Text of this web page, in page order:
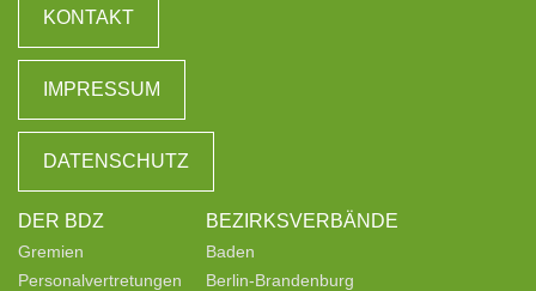
KONTAKT
IMPRESSUM
DATENSCHUTZ
DER BDZ
Gremien
Personalvertretungen
BEZIRKSVERBÄNDE
Baden
Berlin-Brandenburg